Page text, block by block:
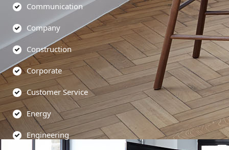
Communication
Company
Construction
Corporate
Customer Service
Energy
Engineering